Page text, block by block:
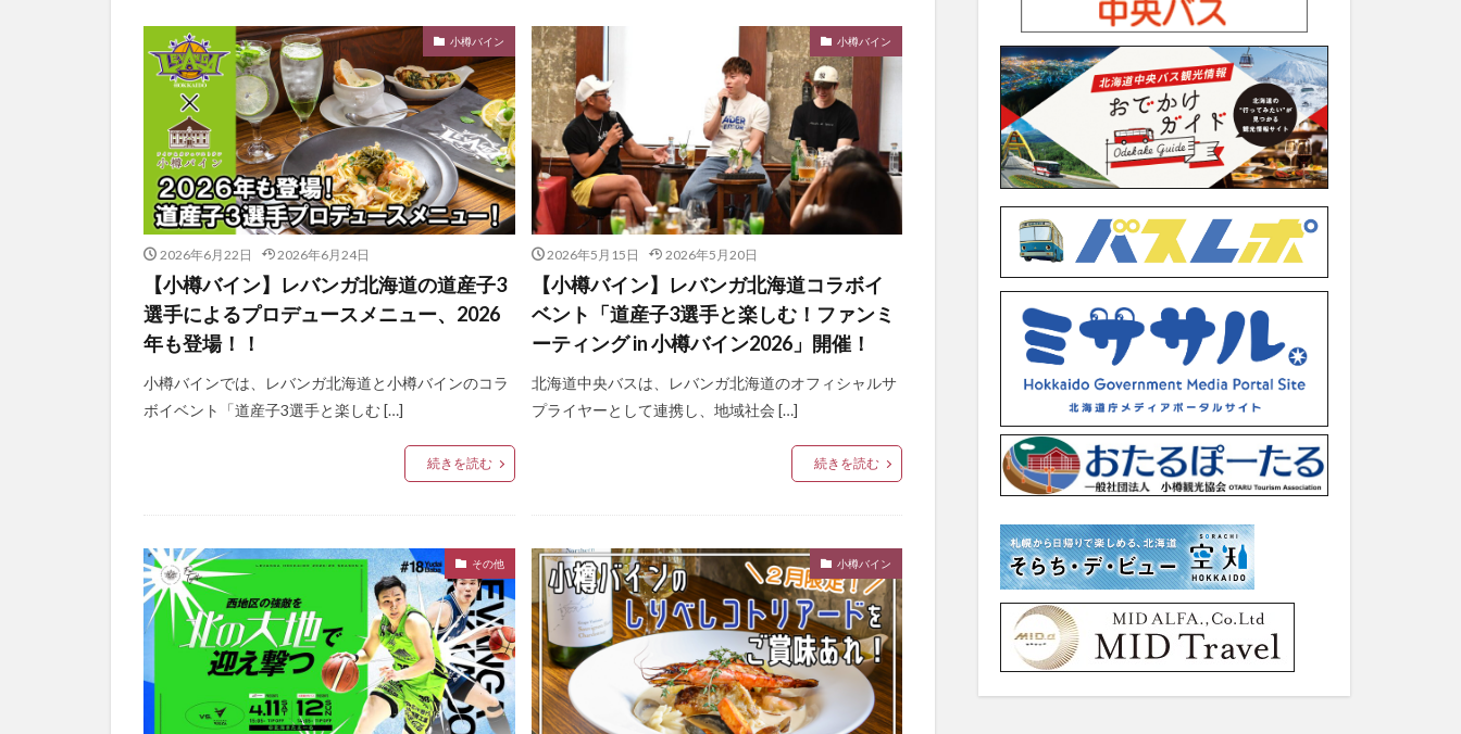
小樽バイン
2026年6月22日 2026年6月24日
【小樽バイン】レバンガ北海道の道産子3
選手によるプロデュースメニュー、2026
年も登場！！
小樽バインでは、レバンガ北海道と小樽バインのコラ
ボイベント「道産子3選手と楽しむ […]
続きを読む
小樽バイン
2026年5月15日 2026年5月20日
【小樽バイン】レバンガ北海道コラボイ
ベント「道産子3選手と楽しむ！ファンミ
ーティング in 小樽バイン2026」開催！
北海道中央バスは、レバンガ北海道のオフィシャルサ
プライヤーとして連携し、地域社会 […]
続きを読む
その他 小樽バイン